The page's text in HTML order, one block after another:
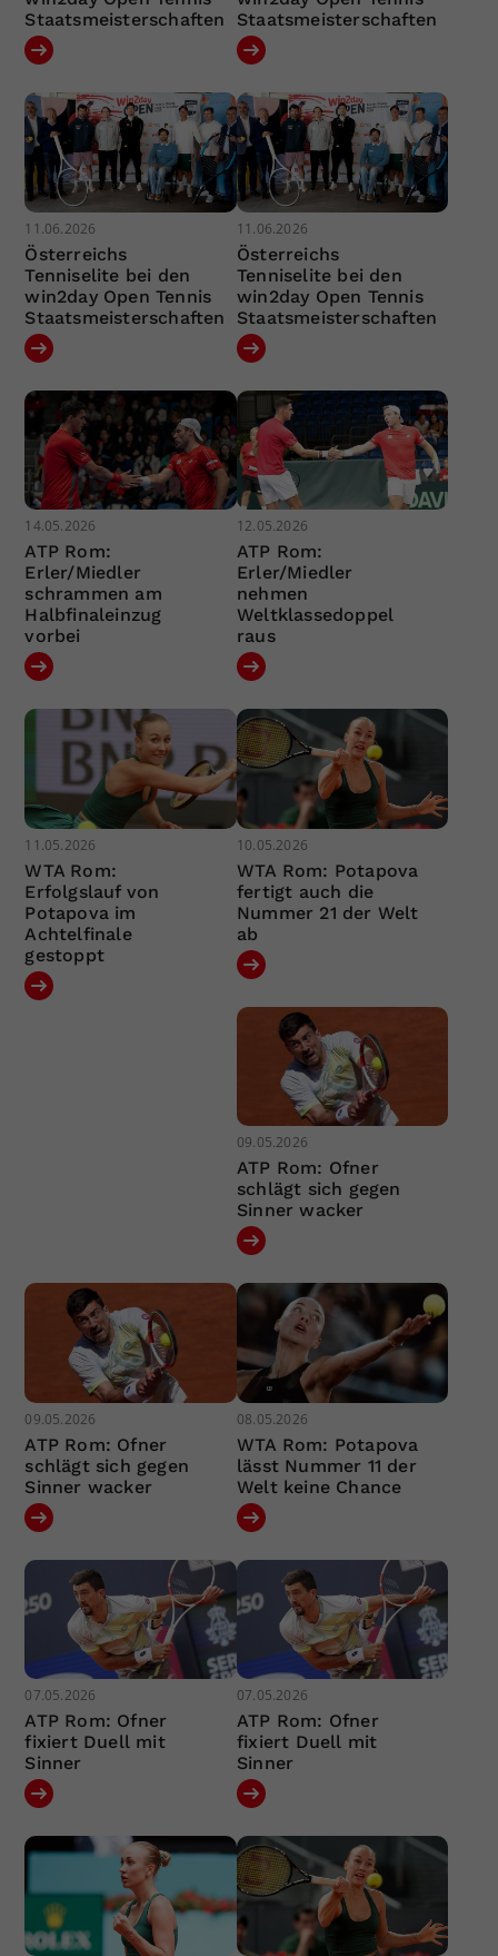
Staatsmeisterschaften
Staatsmeisterschaften
11.06.2026
Österreichs
Tenniselite bei den
win2day Open Tennis
Staatsmeisterschaften
11.06.2026
Österreichs
Tenniselite bei den
win2day Open Tennis
Staatsmeisterschaften
14.05.2026
ATP Rom:
Erler/Miedler
schrammen am
Halbfinaleinzug
vorbei
12.05.2026
ATP Rom:
Erler/Miedler
nehmen
Weltklassedoppel
raus
11.05.2026
WTA Rom:
Erfolgslauf von
Potapova im
Achtelfinale
gestoppt
10.05.2026
WTA Rom: Potapova
fertigt auch die
Nummer 21 der Welt
ab
09.05.2026
ATP Rom: Ofner
schlägt sich gegen
Sinner wacker
09.05.2026
ATP Rom: Ofner
schlägt sich gegen
Sinner wacker
08.05.2026
WTA Rom: Potapova
lässt Nummer 11 der
Welt keine Chance
07.05.2026
ATP Rom: Ofner
fixiert Duell mit
Sinner
07.05.2026
ATP Rom: Ofner
fixiert Duell mit
Sinner